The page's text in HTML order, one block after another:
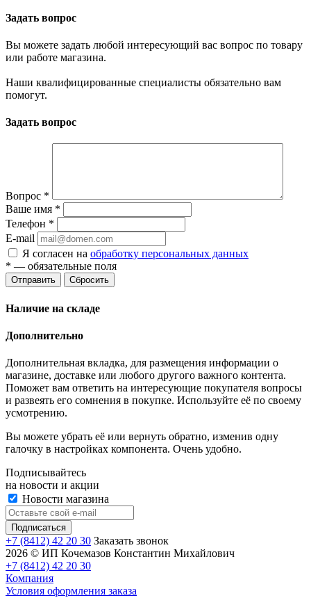
Задать вопрос
Вы можете задать любой интересующий вас вопрос по товару
или работе магазина.
Наши квалифицированные специалисты обязательно вам
помогут.
Задать вопрос
Вопрос *
Ваше имя *
Телефон *
E-mail
Я согласен на обработку персональных данных
* — обязательные поля
Отправить Сбросить
Наличие на складе
Дополнительно
Дополнительная вкладка, для размещения информации о
магазине, доставке или любого другого важного контента.
Поможет вам ответить на интересующие покупателя вопросы
и развеять его сомнения в покупке. Используйте её по своему
усмотрению.
Вы можете убрать её или вернуть обратно, изменив одну
галочку в настройках компонента. Очень удобно.
Подписывайтесь
на новости и акции
Новости магазина
+7 (8412) 42 20 30 Заказать звонок
2026 © ИП Кочемазов Константин Михайлович
+7 (8412) 42 20 30
Компания
Условия оформления заказа